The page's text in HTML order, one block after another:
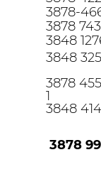
3878-
3878
3848
3848
3878
1
3848
3878